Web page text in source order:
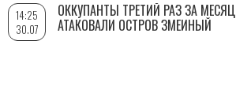
14:25
30.07
ОККУПАНТЫ ТРЕТИЙ РАЗ ЗА МЕСЯЦ
АТАКОВАЛИ ОСТРОВ ЗМЕИНЫЙ